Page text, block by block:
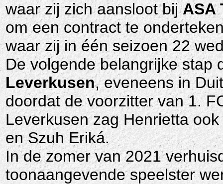
waar zij zich aansloot bijASA
om een contract te
waar zij in één seizoen 22
De volgende belangrijke
Leverkusen, eveneens in
doordat de voorzitter van 1.
Leverkusen zag Henrietta
en Szuh Eriká.
In de zomer van 2021
toonaangevende speelster